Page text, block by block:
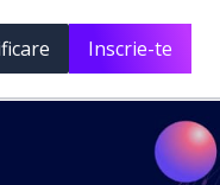
Inscrie-te